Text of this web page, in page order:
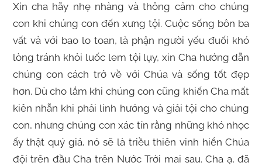
Xin cha hãy nhẹ nhàng và thông cảm cho chúng
con khi chúng con đến xưng tội. Cuộc sống bôn ba
vất vả với bao lo toan, là phận người yếu đuối khó
lòng tránh khỏi luốc lem tội lụy, xin Cha hướng dẫn
chúng con cách trở về với Chúa và sống tốt đẹp
hơn. Dù cho lắm khi chúng con cũng khiến Cha mất
kiên nhẫn khi phải linh hướng và giải tội cho chúng
con, nhưng chúng con xác tín rằng những khó nhọc
ấy thật quý giá, nó sẽ là triều thiên vinh hiển Chúa
đội trên đầu Cha trên Nước Trời mai sau. Cha ạ, đã